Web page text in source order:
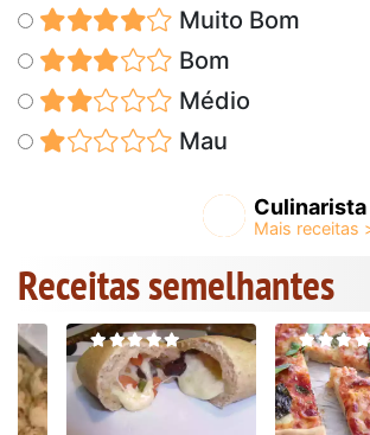
Muito Bom
Bom
Médio
Mau
Culinarista
Receitas semelhantes